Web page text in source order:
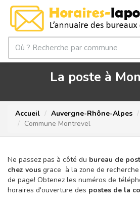
La poste à
Accueil Auvergne-Rhône-Alpes
Commune Montrevel
Ne passez pas à côté du bureau de
chez vous grace à la zone de
de page! Obtenez les numéros de
horaires d'ouverture des postes de la